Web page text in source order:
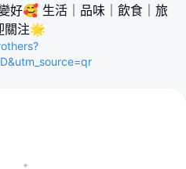
好🥰 生活｜品味｜飲食｜旅
關注🌟